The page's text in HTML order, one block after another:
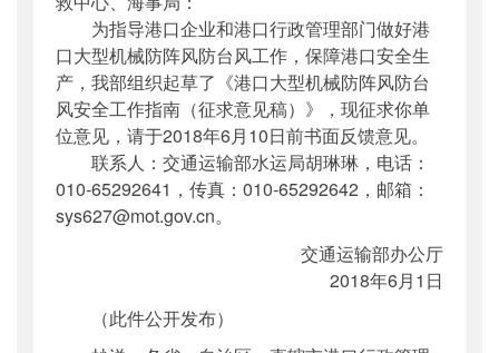
主题分类：公众参与
公文类型：部办公厅函
为指导港口企业和港口行政管理部门做好港
口大型机械防阵风防台风工作，保障港口安全生
产，我部组织起草了《港口大型机械防阵风防台
风安全工作指南（征求意见稿）》，现征求你单
位意见，请于2018年6月10日前书面反馈意见。
联系人：交通运输部水运局胡琳琳，电话：
010-65292641，传真：010-65292642，邮箱：
sys627@mot.gov.cn。
交通运输部办公厅
2018年6月1日
（此件公开发布）